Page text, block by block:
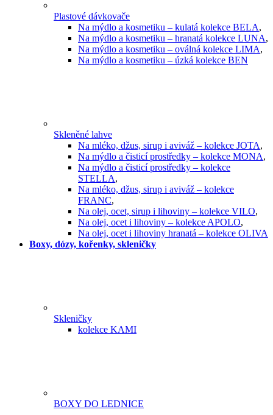
Plastové dávkovače
Na mýdlo a kosmetiku – kulatá kolekce BELA,
Na mýdlo a kosmetiku – hranatá kolekce LUNA,
Na mýdlo a kosmetiku – oválná kolekce LIMA,
Na mýdlo a kosmetiku – úzká kolekce BEN
Skleněné lahve
Na mléko, džus, sirup i aviváž – kolekce JOTA,
Na mýdlo a čisticí prostředky – kolekce MONA,
Na mýdlo a čisticí prostředky – kolekce
STELLA,
Na mléko, džus, sirup i aviváž – kolekce
FRANC,
Na olej, ocet, sirup i lihoviny – kolekce VILO,
Na olej, ocet i lihoviny – kolekce APOLO,
Na olej, ocet i lihoviny hranatá – kolekce OLIVA
Boxy, dózy, kořenky, skleničky
Skleničky
kolekce KAMI
BOXY DO LEDNICE